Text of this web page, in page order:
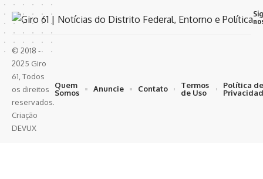
© 2018 -
2025 Giro
61, Todos
os direitos
reservados.
Criação
DEVUX
Quem
Somos
Anuncie Contato
Termos
de Uso
Política